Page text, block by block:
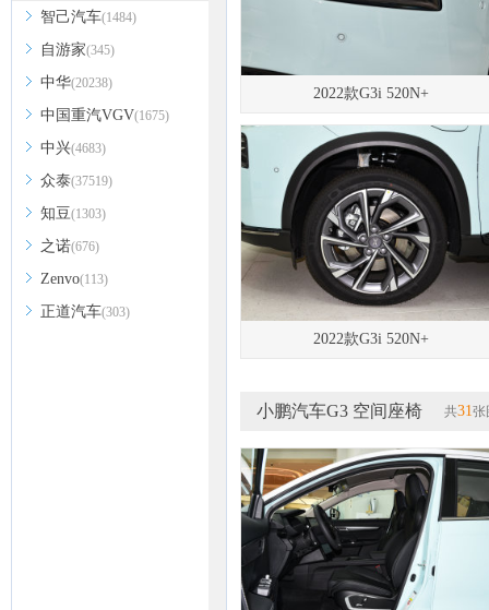
智己汽车(1484)
自游家(345)
中华(20238)
中国重汽VGV(1675)
中兴(4683)
众泰(37519)
知豆(1303)
之诺(676)
Zenvo(113)
正道汽车(303)
2022款G3i 520N+
2022款G3i 520N+
小鹏汽车G3 空间座椅 共31张